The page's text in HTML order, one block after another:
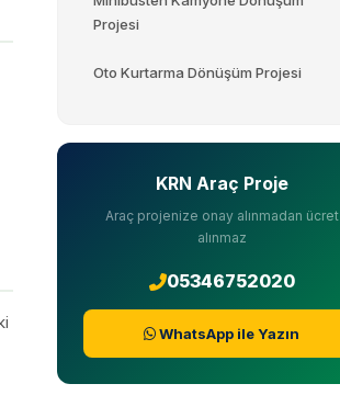
Projesi
Oto Kurtarma Dönüşüm Projesi
KRN Araç Proje
Araç projenize onay alınmadan ücret
alınmaz
05346752020
WhatsApp ile Yazın